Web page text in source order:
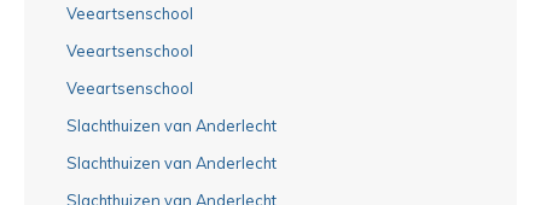
Veeartsenschool
Veeartsenschool
Veeartsenschool
Slachthuizen van Anderlecht
Slachthuizen van Anderlecht
Slachthuizen van Anderlecht